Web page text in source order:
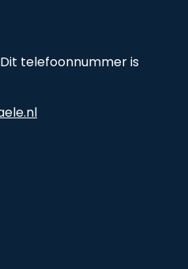
Dit telefoonnummer is